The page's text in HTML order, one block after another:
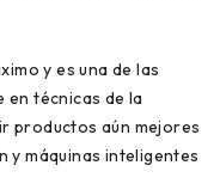
y es una de las
técnicas de la
productos aún mejores
máquinas inteligentes